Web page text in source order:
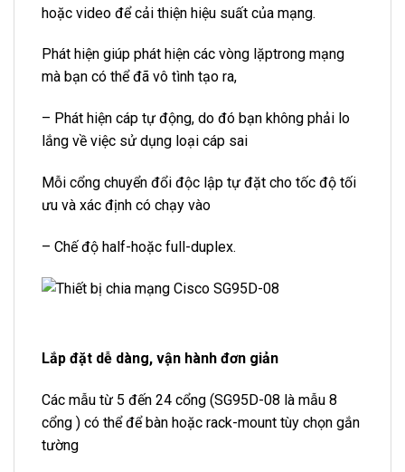
hoặc video để cải thiện hiệu suất của mạng.
Phát hiện giúp phát hiện các vòng lặptrong mạng
mà bạn có thể đã vô tình tạo ra,
– Phát hiện cáp tự động, do đó bạn không phải lo
lắng về việc sử dụng loại cáp sai
Mỗi cổng chuyển đổi độc lập tự đặt cho tốc độ tối
ưu và xác định có chạy vào
– Chế độ half-hoặc full-duplex.
Lắp đặt dễ dàng, vận hành đơn giản
Các mẫu từ 5 đến 24 cổng (SG95D-08 là mẫu 8
cổng ) có thể để bàn hoặc rack-mount tùy chọn gắn
tường